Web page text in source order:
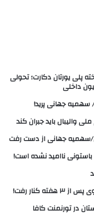
پلی یورتان دکارت؛ تحولی
داخلی
سهمیه جهانی پرید!
والیبال باید جبران کند
سهمیه جهانی از دست رفت
ناامید نشده است!
کنار رفت!
در تورنمنت کافا